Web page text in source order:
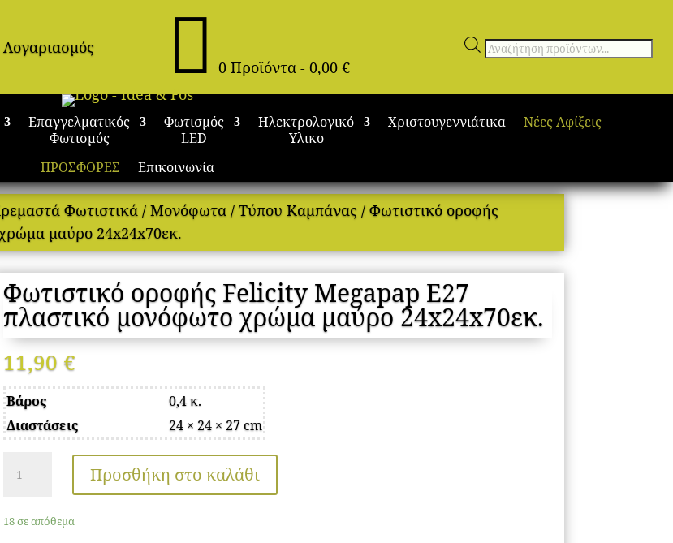
Λογαριασμός  0 Προϊόντα - 0,00€
Αναζήτηση
Επαγγελματικός
Φωτισμός
Φωτισμός
LED
Ηλεκτρολογικό
Υλικο
Χριστουγεννιάτικα Νέες Αφίξεις
ΠΡΟΣΦΟΡΕΣ Επικοινωνία
Φωτιστικά /Μονόφωτα /Τύπου Καμπάνας / Φωτιστικό οροφής
μαύρο 24x24x70εκ.
Φωτιστικό οροφής Felicity Megapap E27
πλαστικό μονόφωτο χρώμα μαύρο 24x24x70εκ.
11,90 €
Βάρος
0,4 κ.
Διαστάσεις
24 × 24 × 27 cm
Φωτιστικό
οροφής
Megapap
Προσθήκη στο καλάθι
18 σε απόθεμα